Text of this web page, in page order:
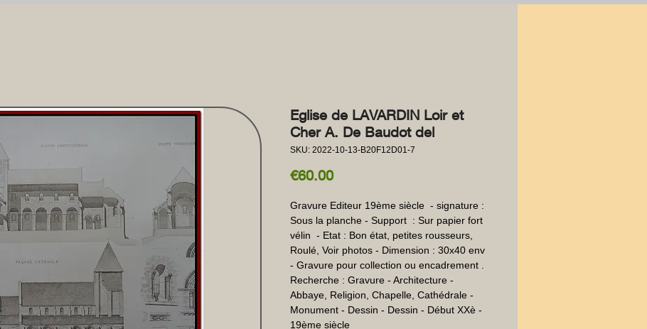
Eglise de LAVARDIN Loir et
Cher A. De Baudot del
SKU: 2022-10-13-B20F12D01-7
€60.00Price
Gravure Editeur 19ème siècle  - signature :
Sous la planche - Support  : Sur papier fort
vélin  - Etat : Bon état, petites rousseurs,
Roulé, Voir photos - Dimension : 30x40 env
- Gravure pour collection ou encadrement .
Recherche : Gravure - Architecture -
Abbaye, Religion, Chapelle, Cathédrale -
Monument - Dessin - Dessin - Début XXè -
19ème siècle